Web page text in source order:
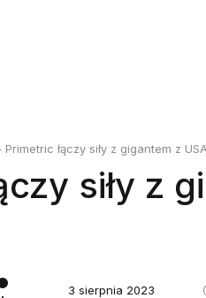
Primetric łączy siły z gigantem z USA
siły z
3 sierpnia 2023